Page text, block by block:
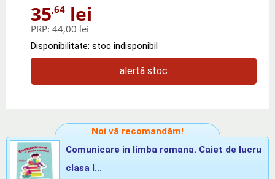
35,64 lei
PRP: 44,00 lei
Disponibilitate: stoc indisponibil
alertă stoc
Noi vă recomandăm!
Comunicare in limba romana. Caiet de lucru
clasa I...